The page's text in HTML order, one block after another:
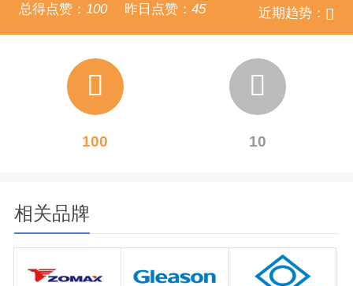
近期趋势：
总得点赞： 100 昨日点赞： 45
100 10
相关品牌